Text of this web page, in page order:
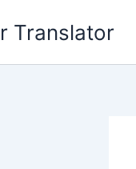
Translator